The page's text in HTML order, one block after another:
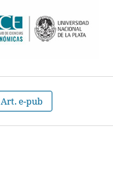
Art. e-pub